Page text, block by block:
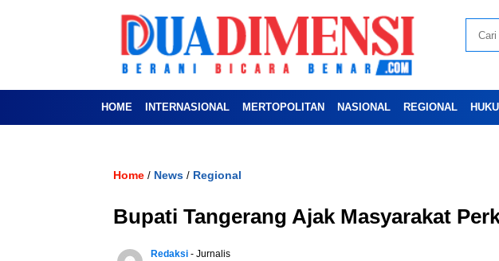
HOME INTERNASIONAL MERTOPOLITAN NASIONAL REGIONAL
Home / News / Regional
Bupati Tangerang Ajak Masyarakat
Redaksi - Jurnalis